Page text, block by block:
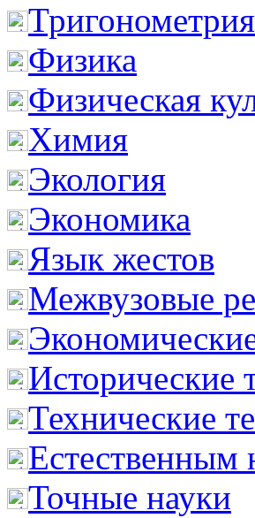
Тригонометрия
Физика
Физическая
Химия
Экология
Экономика
Язык жестов
Межвузовые
Исторические
Технические
Естественным
Точные науки